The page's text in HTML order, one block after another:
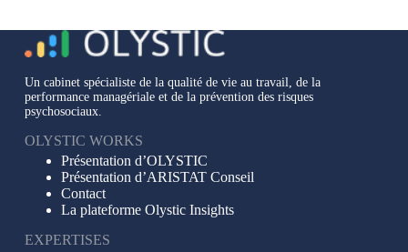
Un cabinet spécialiste de la qualité de vie au travail, de la
performance managériale et de la prévention des risques
psychosociaux.
OLYSTIC WORKS
Présentation d’OLYSTIC
Présentation d’ARISTAT Conseil
Contact
La plateforme Olystic Insights
EXPERTISES